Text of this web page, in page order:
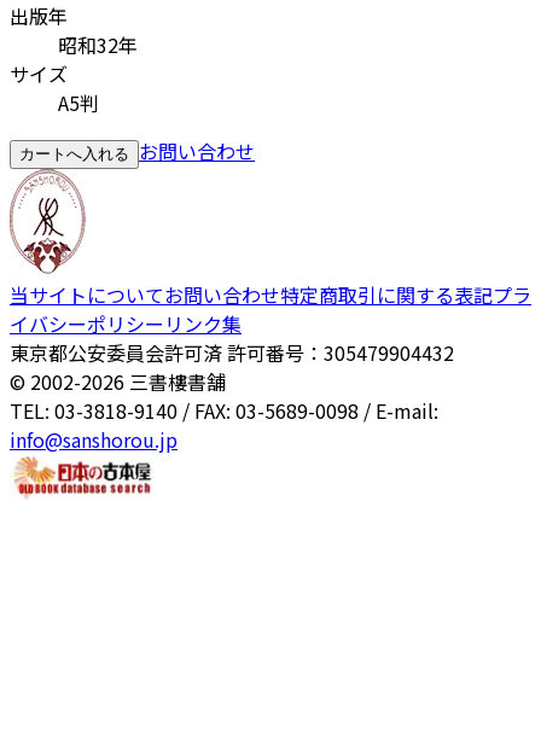
出版年
昭和32年
サイズ
A5判
カートへ入れる お問い合わせ
当サイトについてお問い合わせ特定商取引に関する表記プラ
イバシーポリシー リンク集
東京都公安委員会許可済 許可番号：305479904432
© 2002-2026 三書樓書舗
TEL: 03-3818-9140 / FAX: 03-5689-0098 / E-mail:
info@sanshorou.jp